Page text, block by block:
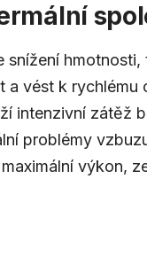
snížení
a vést k rychlému
intenzivní zátěž
problémy
výkon,